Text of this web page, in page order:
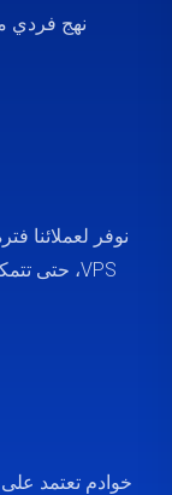
نهج فردي
VPS، حتى تتمكن من تجربة خدماتنا واتخاذ قرار التعاون.